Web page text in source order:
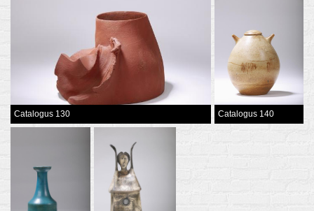
Catalogus 130 Catalogus 140